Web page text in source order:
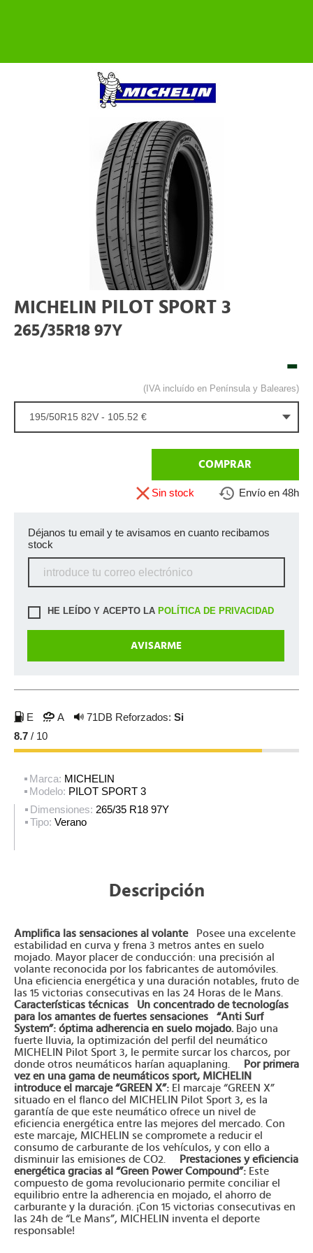
MICHELIN PILOT SPORT 3
265/35R18 97Y
-
(IVA incluído en Península y Baleares)
195/50R15 82V - 105.52 €
COMPRAR
Sin stock Envío en 48h
Déjanos tu email y te avisamos en cuanto recibamos
stock
HE LEÍDO Y ACEPTO LA POLÍTICA DE PRIVACIDAD
E A 71DB Reforzados: Si
8.7 / 10
Marca: MICHELIN
Modelo: PILOT SPORT 3
Dimensiones: 265/35 R18 97Y
Tipo: Verano
Descripción
Amplifica las sensaciones al volantePosee una excelente
estabilidad en curva y frena 3 metros antes en suelo
mojado. Mayor placer de conducción: una precisión al
volante reconocida por los fabricantes de automóviles.
Una eficiencia energética y una duración notables, fruto de
las 15 victorias consecutivas en las 24 Horas de le Mans.
Características técnicas
Un concentrado de tecnologías
para los amantes de fuertes sensaciones
“Anti Surf
System”: óptima adherencia en suelo mojado. Bajo una
fuerte lluvia, la optimización del perfil del neumático
MICHELIN Pilot Sport 3, le permite surcar los charcos, por
donde otros neumáticos harían aquaplaning.
Por primera
vez en una gama de neumáticos sport, MICHELIN
introduce el marcaje “GREEN X”: El marcaje “GREEN X”
situado en el flanco del MICHELIN Pilot Sport 3, es la
garantía de que este neumático ofrece un nivel de
eficiencia energética entre las mejores del mercado. Con
este marcaje, MICHELIN se compromete a reducir el
consumo de carburante de los vehículos, y con ello a
disminuir las emisiones de CO2.
Prestaciones y eficiencia
energética gracias al “Green Power Compound”: Este
compuesto de goma revolucionario permite conciliar el
equilibrio entre la adherencia en mojado, el ahorro de
carburante y la duración. ¡Con 15 victorias consecutivas en
las 24h de “Le Mans”, MICHELIN inventa el deporte
responsable!